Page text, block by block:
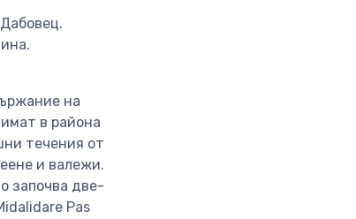
на
в района
течения от
и валежи.
започва две-
Pas